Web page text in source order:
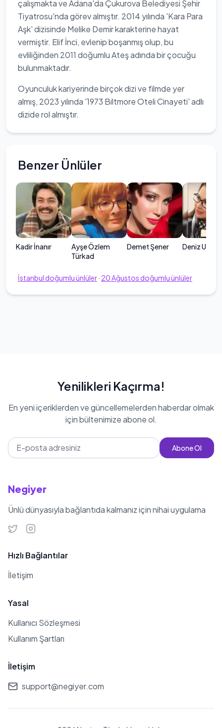
çalışmakta ve Adana'da Çukurova Belediyesi Şehir
Tiyatrosu'nda görev almıştır. 2014 yılında 'Kara Para
Aşk' dizisinde Melike Demir karakterine hayat
vermiştir. Elif İnci, evlenip boşanmış olup, bu
evliliğinden 2011 doğumlu Ateş adında bir çocuğu
bulunmaktadır.
Oyunculuk kariyerinde birçok dizi ve filmde yer
almış, 2023 yılında '1973 Biltmore Oteli Cinayeti' adlı
dizide rol almıştır.
Benzer Ünlüler
Kadir İnanır
Ayşe Özlem
Türkad
Demet Şener Deniz Uğur
İstanbul doğumlu ünlüler· 20Ağustos doğumlu ünlüler
Yenilikleri Kaçırma!
En yeni içeriklerden ve güncellemelerden haberdar olmak
için bültenimize abone ol.
Abone Ol
Negiyer
Ünlü dünyasıyla bağlantıda kalmanız için nihai uygulama
Hızlı Bağlantılar
İletişim
Yasal
Kullanıcı Sözleşmesi
Kullanım Şartları
İletişim
support@negiyer.com